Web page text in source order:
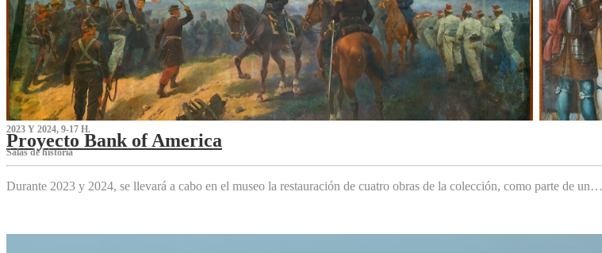
2023 Y 2024, 9-17 H.
Proyecto Bank of America
S‌alas de historia
Durante 2023 y 2024, se llevará a cabo en el museo la restauración de cuatro obras de la colección, como parte de un…